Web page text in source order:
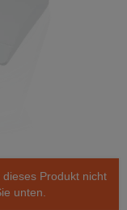
Produkt nicht
unten.